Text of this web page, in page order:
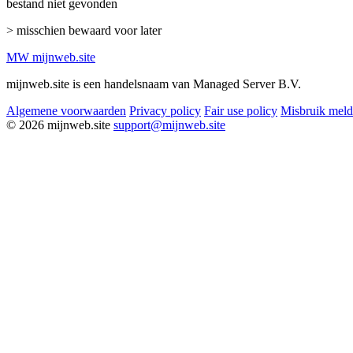
bestand niet gevonden
> misschien bewaard voor later
MW mijnweb.site
mijnweb.site is een handelsnaam van Managed Server B.V.
Algemene voorwaarden Privacy policy Fair use policy Misbruik
© 2026 mijnweb.site support@mijnweb.site